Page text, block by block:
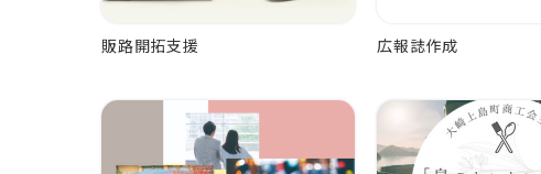
販路開拓支援 広報誌作成